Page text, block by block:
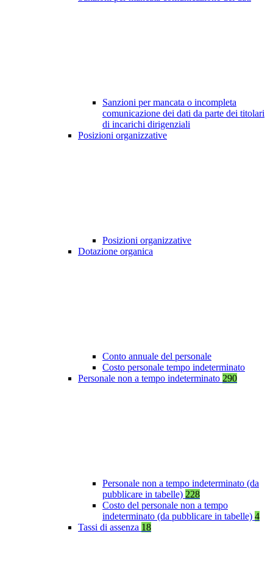
Sanzioni per mancata o incompleta
comunicazione dei dati da parte dei titolari
di incarichi dirigenziali
Posizioni organizzative
Posizioni organizzative
Dotazione organica
Conto annuale del personale
Costo personale tempo indeterminato
Personale non a tempo indeterminato 290
Personale non a tempo indeterminato (da
pubblicare in tabelle) 228
Costo del personale non a tempo
indeterminato (da pubblicare in tabelle) 4
Tassi di assenza 18